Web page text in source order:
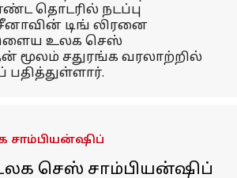
தொடரில் நடப்பு
டிங் லிரனை
உலக செஸ்
மூலம் சதுரங்க வரலாற்றில்
சாம்பியன்ஷிப்
செஸ் சாம்பியன்ஷிப்